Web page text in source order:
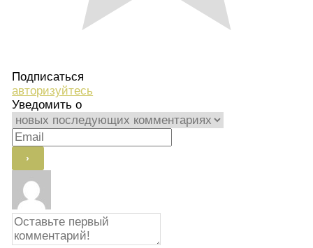
Подписаться
авторизуйтесь
Уведомить о